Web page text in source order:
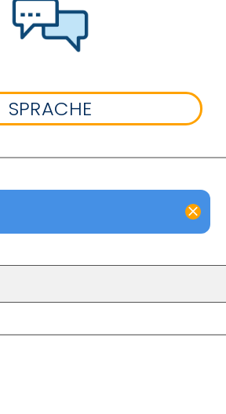
SPRACHE